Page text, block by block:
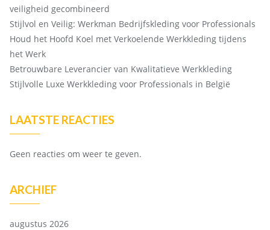
veiligheid gecombineerd
Stijlvol en Veilig: Werkman Bedrijfskleding voor Professionals
Houd het Hoofd Koel met Verkoelende Werkkleding tijdens
het Werk
Betrouwbare Leverancier van Kwalitatieve Werkkleding
Stijlvolle Luxe Werkkleding voor Professionals in België
LAATSTE REACTIES
Geen reacties om weer te geven.
ARCHIEF
augustus 2026